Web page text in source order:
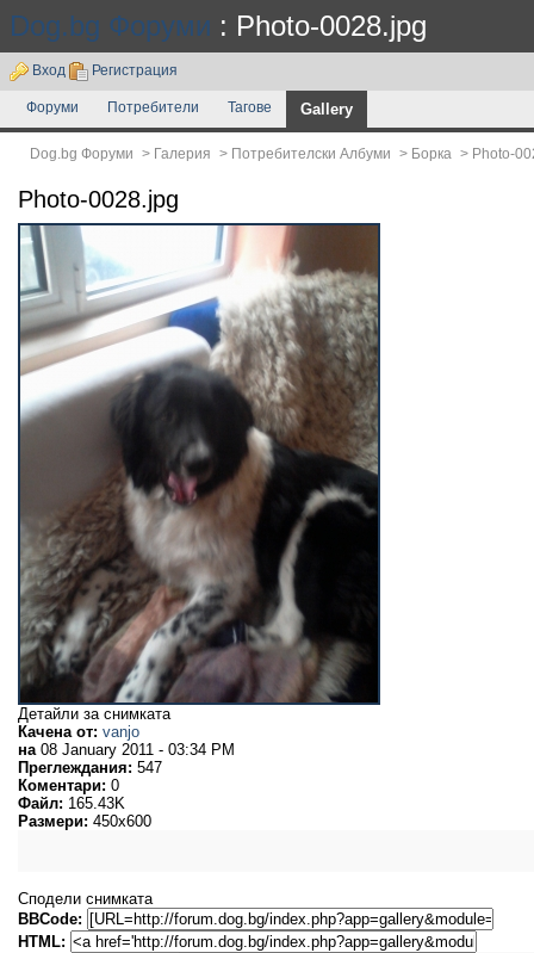
Dog.bg Форуми : Photo-0028.jpg
Вход Регистрация
Форуми Потребители Тагове Gallery
Dog.bg Форуми > Галерия > Потребителски Албуми > Борка > Photo-
Photo-0028.jpg
Детайли за снимката
Качена от: vanjo
на08 January 2011 - 03:34 PM
Преглеждания: 547
Коментари: 0
Файл: 165.43K
Размери: 450x600
Сподели снимката
BBCode:
HTML: